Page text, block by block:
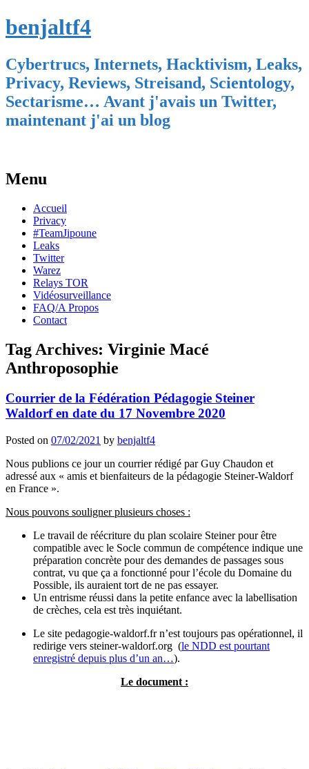
benjaltf4
Cybertrucs, Internets, Hacktivism, Leaks,
Privacy, Reviews, Streisand, Scientology,
Sectarisme… Avant j'avais un Twitter,
maintenant j'ai un blog
Menu
Skip
content
Accueil
Privacy
#TeamJipoune
Leaks
Twitter
Warez
Relays TOR
Vidéosurveillance
FAQ/A Propos
Contact
Tag Archives: Virginie Macé
Anthroposophie
Courrier de la Fédération Pédagogie Steiner
Waldorf en date du 17 Novembre 2020
Posted on 07/02/2021 by benjaltf4
Nous publions ce jour un courrier rédigé par Guy Chaudon et
adressé aux « amis et bienfaiteurs de la pédagogie Steiner-Waldorf
en France ».
Nous pouvons souligner plusieurs choses :
Le travail de réécriture du plan scolaire Steiner pour être
compatible avec le Socle commun de compétence indique une
préparation concrète pour des demandes de passages sous
contrat, vu que ça a fonctionné pour l’école du Domaine du
Possible, ils auraient tort de ne pas essayer.
Un entrisme réussi dans la petite enfance avec la labellisation
de crèches, cela est très inquiétant.
Le site pedagogie-waldorf.fr n’est toujours pas opérationnel, il
redirige vers steiner-waldorf.org (le NDD est pourtant
enregistré depuis plus d’un an…).
Le document :